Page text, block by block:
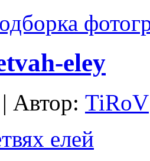
eley
Автор: TiRoV